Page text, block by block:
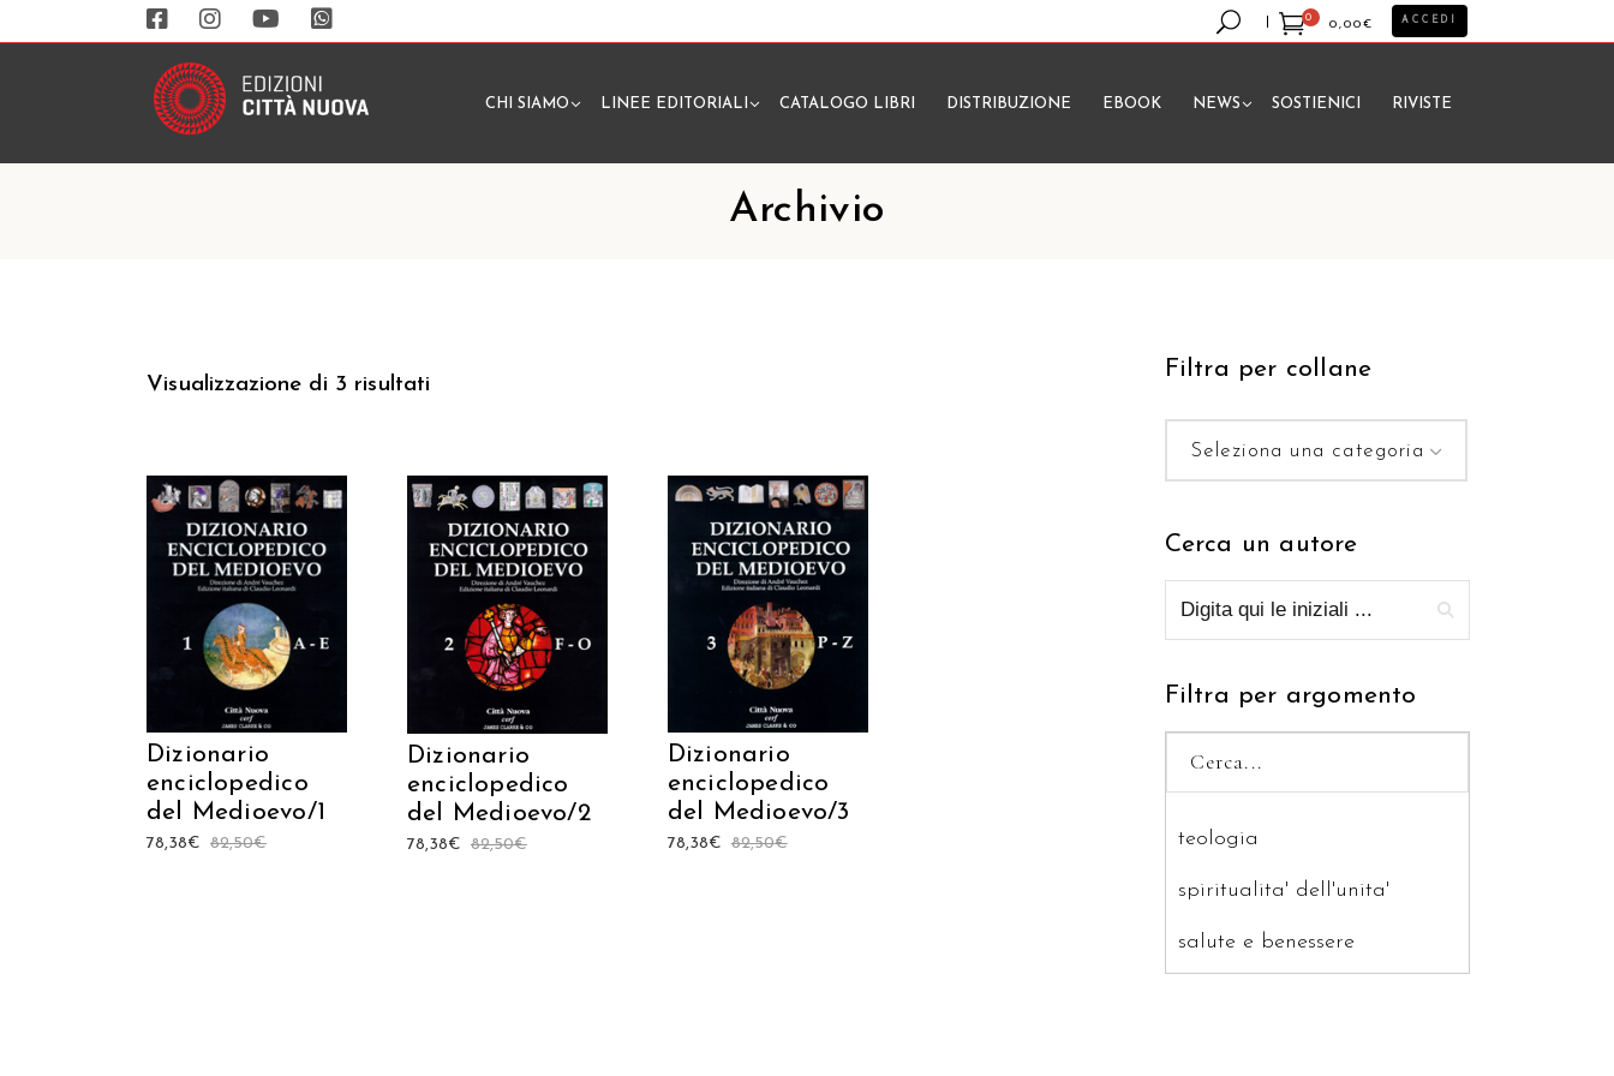
0
0,00€
Nessun prodotto nel carrello.
ACCEDI
CHI SIAMO LINEE EDITORIALI CATALOGO LIBRI DISTRIBUZIONE EBOOK NEWS SOSTIENICI RIVISTE
Archivio
Visualizzazione di 3 risultati
AGGIUNGI AL CARRELLO
Dizionario
enciclopedico
del Medioevo/1
82,50€
78,38€
AGGIUNGI AL CARRELLO
Dizionario
enciclopedico
del Medioevo/2
82,50€
78,38€
AGGIUNGI AL CARRELLO
Dizionario
enciclopedico
del Medioevo/3
82,50€
78,38€
Filtra per collane
Seleziona una categoria
Cerca un autore
Filtra per argomento
teologia
spiritualita' dell'unita'
salute e benessere